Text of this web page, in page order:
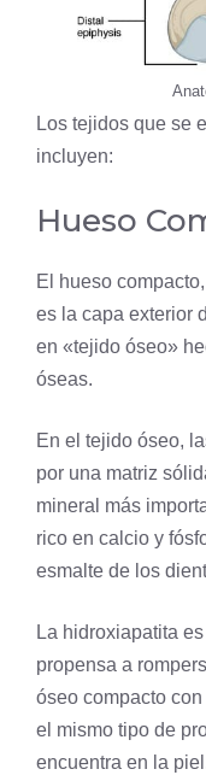
Los tejidos que se
incluyen:
Hueso
El hueso
es la capa exterior
en «tejido óseo»
óseas.
En el tejido óseo,
por una matriz
mineral más
rico en calcio y
esmalte de los
La hidroxiapatita
propensa a
óseo compacto
el mismo tipo de
encuentra en la piel